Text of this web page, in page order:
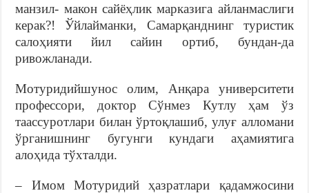
манзил- макон сайёҳлик марказига айланмаслиги
керак?! Ўйлайманки, Самарқанднинг туристик
салоҳияти йил сайин ортиб, бундан-да
ривожланади.
Мотуридийшунос олим, Анқара университети
профессори, доктор Сўнмез Кутлу ҳам ўз
таассуротлари билан ўртоқлашиб, улуғ алломани
ўрганишнинг бугунги кундаги аҳамиятига
алоҳида тўхталди.
– Имом Мотуридий ҳазратлари қадамжосини